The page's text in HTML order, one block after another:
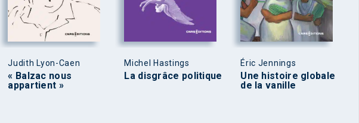
Judith Lyon-Caen
« Balzac nous
appartient »
Michel Hastings
La disgrâce politique
Éric Jennings
Une histoire globale
de la vanille